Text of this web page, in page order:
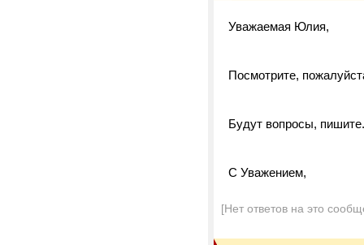
Уважаемая Юлия,
Посмотрите,
Будут вопросы, пишите.
С Уважением,
[Нет ответов на это